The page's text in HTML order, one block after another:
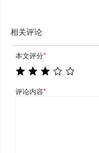
相关评论
本文评分*
评论内容*